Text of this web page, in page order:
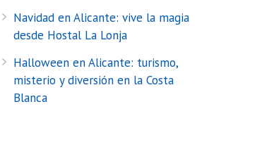
Navidad en Alicante: vive la magia
desde Hostal La Lonja
Halloween en Alicante: turismo,
misterio y diversión en la Costa
Blanca